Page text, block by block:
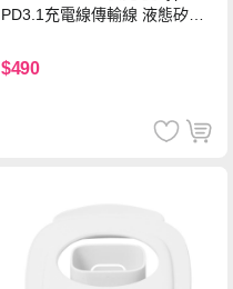
PD3.1充電線傳輸線 液態矽膠
機/平板/筆電
$490